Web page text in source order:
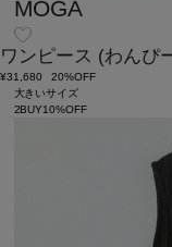
MOGA
ワンピース (わんぴ
¥31,680
20%OFF
大きいサイズ
2BUY10%OFF